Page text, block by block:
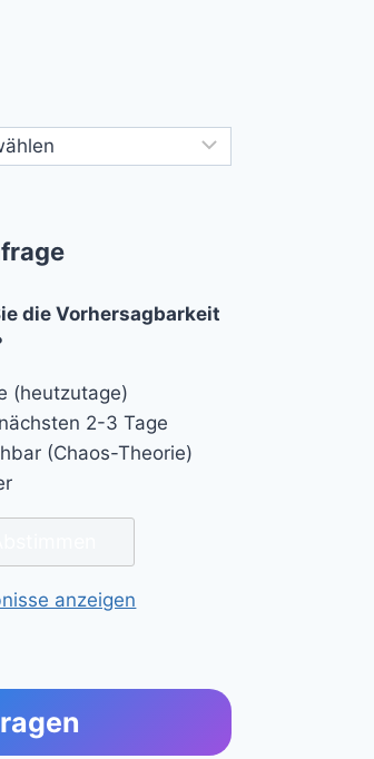
die Vorhersagbarkeit
(heutzutage)
2-3 Tage
(Chaos-Theorie)
anzeigen